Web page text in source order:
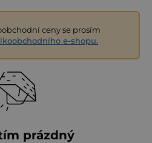
ceny se prosím
e-shopu.
prázdný